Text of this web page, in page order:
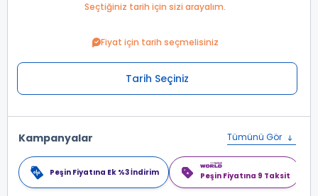
Seçtiğiniz tarih için sizi arayalım.
Fiyat için tarih seçmelisiniz
Tarih Seçiniz
Kampanyalar Tümünü Gör
Peşin Fiyatına Ek %3 İndirim Peşin Fiyatına 9 Taksit